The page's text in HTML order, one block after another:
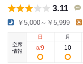
3.11
￥5,000～￥5,999
空席
情報
日
8/9
月
10